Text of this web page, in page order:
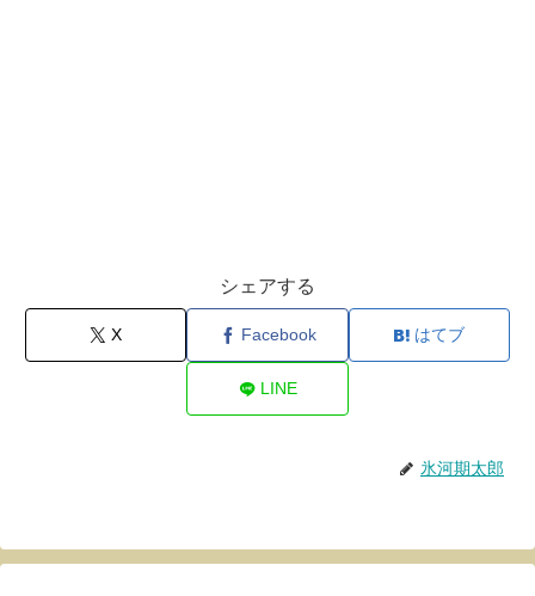
シェアする
X Facebook はてブ
LINE
氷河期太郎